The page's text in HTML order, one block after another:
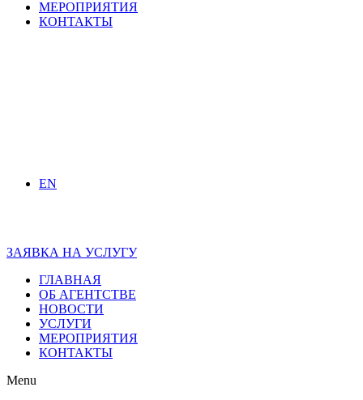
МЕРОПРИЯТИЯ
КОНТАКТЫ
EN
ЗАЯВКА НА УСЛУГУ
ГЛАВНАЯ
ОБ АГЕНТСТВЕ
НОВОСТИ
УСЛУГИ
МЕРОПРИЯТИЯ
КОНТАКТЫ
Menu